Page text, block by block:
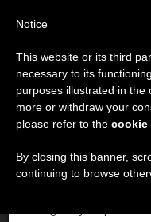
DÍA
ÚLTIMAS NOTICIAS
Aviso
Del 27 de julio al
anual,
se generan menos
Notice
This website or its third
necessary to its
purposes illustrated in the
more or withdraw your
please refer to the cookie
By closing this banner,
continuing to browse